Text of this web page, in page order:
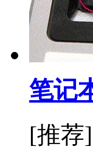
笔记
[推荐]